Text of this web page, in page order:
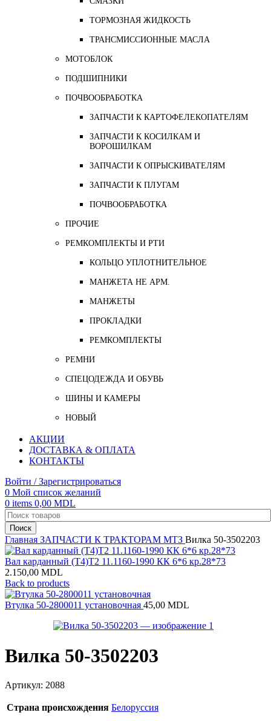
ТОРМОЗНАЯ ЖИДКОСТЬ
ТРАНСМИССИОННЫЕ МАСЛА
МОТОБЛОК
ПОДШИПНИКИ
ПОЧВООБРАБОТКА
ЗАПЧАСТИ К КАРТОФЕЛЕКОПАТЕЛЯМ
ЗАПЧАСТИ К КОСИЛКАМ И
ВОРОШИЛКАМ
ЗАПЧАСТИ К ОПРЫСКИВАТЕЛЯМ
ЗАПЧАСТИ К ПЛУГАМ
ПОЧВООБРАБОТКА
ПРОЧИЕ
РЕМКОМПЛЕКТЫ И РТИ
КОЛЬЦО УПЛОТНИТЕЛЬНОЕ
МАНЖЕТА НЕ АРМ.
МАНЖЕТЫ
ПРОКЛАДКИ
РЕМКОМПЛЕКТЫ
РЕМНИ
СПЕЦОДЕЖДА И ОБУВЬ
ШИНЫ И КАМЕРЫ
НОВЫЙ
АКЦИИ
ДОСТАВКА & ОПЛАТА
КОНТАКТЫ
Войти / Зарегистрироваться
0 Мой список желаний
0 items 0,00 MDL
Поиск
Главная ЗАПЧАСТИ К ТРАКТОРАМ МТЗ Вилка 50-3502203
Вал карданный (Т4)Т2 11.1160-1990 КК 6*6 кр.28*73
2.150,00 MDL
Back to products
Втулка 50-2800011 установочная 45,00 MDL
Вилка 50-3502203
Артикул: 2088
Страна происхождения Белоруссия